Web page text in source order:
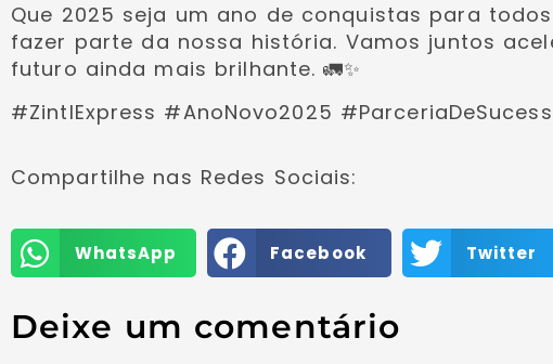
Que 2025 seja um ano de conquistas para
fazer parte da nossa história. Vamos juntos
futuro ainda mais brilhante. 🚛✨
#ZintlExpress #AnoNovo2025
Compartilhe nas Redes Sociais:
WhatsApp Facebook Twitter
Deixe um comentário